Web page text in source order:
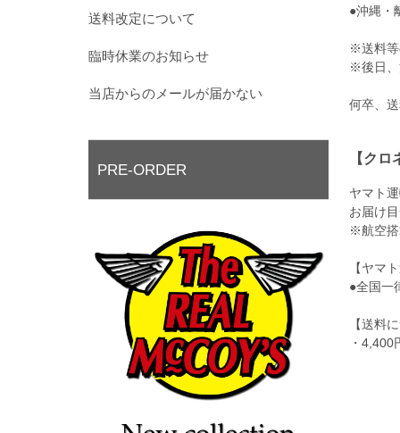
●沖縄・
※送料等
※後日、
何卒、
【ク
ヤマト
お届け
※航空搭
【ヤマ
●全国一
【送料
・
送料改定について
臨時休業のお知らせ
当店からのメールが届かない
PRE-ORDER